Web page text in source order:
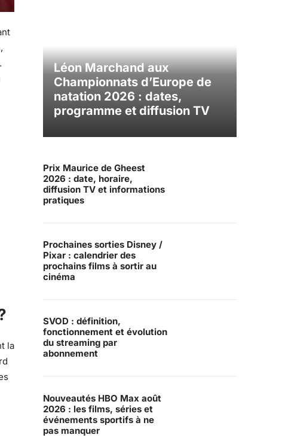
la
Léon Marchand aux
Championnats d’Europe de
natation 2026 : dates,
programme et diffusion TV
Prix Maurice de Gheest
2026 : date, horaire,
diffusion TV et informations
pratiques
Prochaines sorties Disney /
Pixar : calendrier des
prochains films à sortir au
cinéma
SVOD : définition,
fonctionnement et évolution
du streaming par
abonnement
Nouveautés HBO Max août
2026 : les films, séries et
événements sportifs à ne
pas manquer